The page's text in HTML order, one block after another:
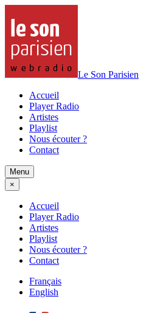
Le Son Parisien
Accueil
Player Radio
Artistes
Playlist
Nous écouter ?
Contact
Menu
×
Accueil
Player Radio
Artistes
Playlist
Nous écouter ?
Contact
Français
English